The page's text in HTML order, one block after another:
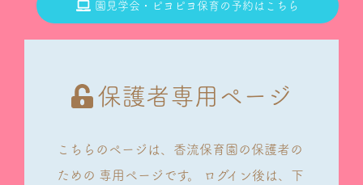
園見学会・ピヨピヨ保育の予約はこちら
保護者専用ページ
こちらのページは、香流保育園の保護者の
ための 専用ページです。
ログイン後は、下